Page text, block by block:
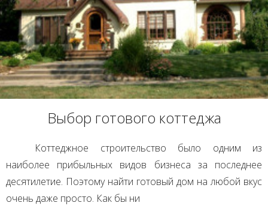
Выбор готового коттеджа
Коттеджное строительство было одним из
наиболее прибыльных видов бизнеса за последнее
десятилетие. Поэтому найти готовый дом на любой вкус
очень даже просто. Как бы ни